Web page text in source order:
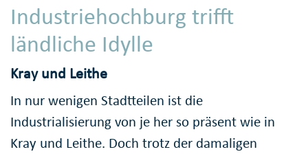
Industriehochburg trifft
ländliche Idylle
Kray und Leithe
In nur wenigen Stadtteilen ist die
Industrialisierung von je her so präsent wie in
Kray und Leithe. Doch trotz der damaligen